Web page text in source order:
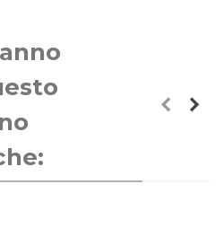
e duraturo nel tempo.
standard qualitativi, può
elio.